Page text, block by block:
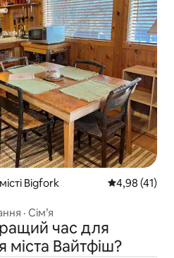
Bigfork Середня
4,98 (41)
· Сім’я
час для
міста Вайтфіш?